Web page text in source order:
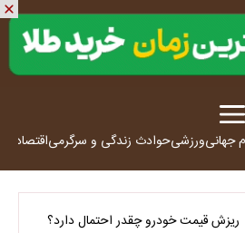
جهانیورزشیحوادث زندگی و سرگرمیاقتصاد
ریزش قیمت خودرو چقدر احتمال دارد؟